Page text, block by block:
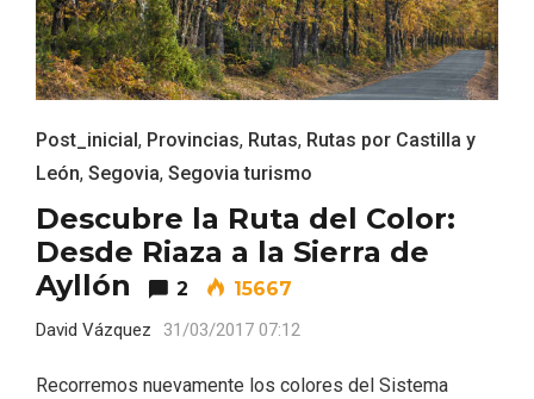
Post_inicial , Provincias, Rutas, Rutas por Castilla y
León, Segovia, Segovia turismo
Descubre la Ruta del Color:
Desde Riaza a la Sierra de
Ayllón
2 15667
David Vázquez 31/03/2017 07:12
Recorremos nuevamente los colores del Sistema
La zonificación como recurso turístico
de la Ruta del Vino de Rueda